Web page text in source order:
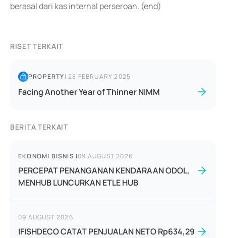
berasal dari kas internal perseroan. (end)
RISET TERKAIT
PROPERTY|28 FEBRUARY 2025
Facing Another Year of Thinner NIMM
BERITA TERKAIT
EKONOMI BISNIS |09 AUGUST 2026
PERCEPAT PENANGANAN KENDARAAN ODOL,
MENHUB LUNCURKAN ETLE HUB
09 AUGUST 2026
IFISHDECO CATAT PENJUALAN NETO Rp634,29